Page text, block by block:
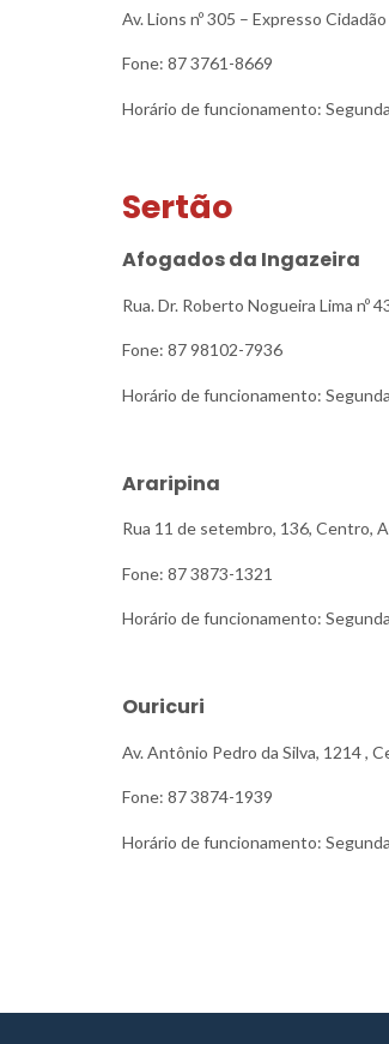
Av. Lions nº 305 – Expresso
Fone: 87 3761-8669
Horário de funcionamento:
Sertão
Afogados da Ingazeira
Rua. Dr. Roberto Nogueira Lima nº
Fone: 87 98102-7936
Horário de funcionamento:
Araripina
Rua 11 de setembro, 136, Centro,
Fone: 87 3873-1321
Horário de funcionamento:
Ouricuri
Av. Antônio Pedro da Silva, 1214 ,
Fone: 87 3874-1939
Horário de funcionamento: